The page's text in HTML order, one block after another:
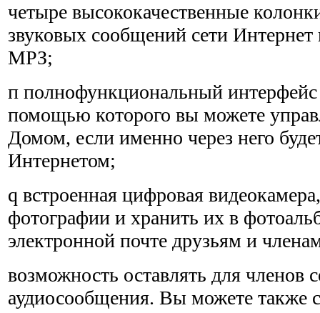
четыре высококачественные
звуковых сообщений сети
МРЗ;
п полнофункциональный интерфейс
помощью которого вы можете
Домом, если именно через него
Интернетом;
q встроенная цифровая
фотографии и хранить их в
электронной почте друзьям и
возможность оставлять для членов
аудиосообщения. Вы можете также